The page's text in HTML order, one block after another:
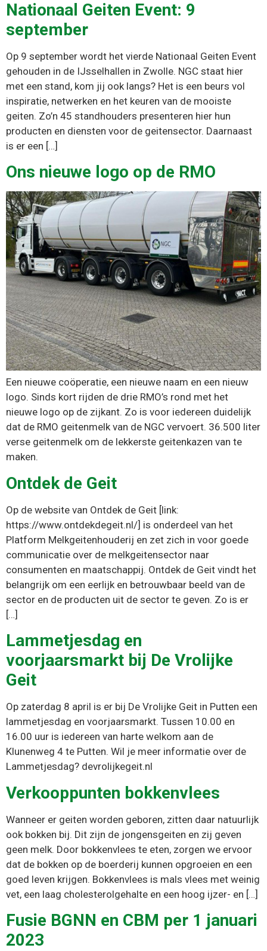
Nationaal Geiten Event: 9
september
Op 9 september wordt het vierde Nationaal Geiten Event
gehouden in de IJsselhallen in Zwolle. NGC staat hier
met een stand, kom jij ook langs? Het is een beurs vol
inspiratie, netwerken en het keuren van de mooiste
geiten. Zo’n 45 standhouders presenteren hier hun
producten en diensten voor de geitensector. Daarnaast
is er een […]
Ons nieuwe logo op de RMO
Een nieuwe coöperatie, een nieuwe naam en een nieuw
logo. Sinds kort rijden de drie RMO’s rond met het
nieuwe logo op de zijkant. Zo is voor iedereen duidelijk
dat de RMO geitenmelk van de NGC vervoert. 36.500 liter
verse geitenmelk om de lekkerste geitenkazen van te
maken.
Ontdek de Geit
Op de website van Ontdek de Geit [link:
https://www.ontdekdegeit.nl/] is onderdeel van het
Platform Melkgeitenhouderij en zet zich in voor goede
communicatie over de melkgeitensector naar
consumenten en maatschappij. Ontdek de Geit vindt het
belangrijk om een eerlijk en betrouwbaar beeld van de
sector en de producten uit de sector te geven. Zo is er
[…]
Lammetjesdag en
voorjaarsmarkt bij De Vrolijke
Geit
Op zaterdag 8 april is er bij De Vrolijke Geit in Putten een
lammetjesdag en voorjaarsmarkt. Tussen 10.00 en
16.00 uur is iedereen van harte welkom aan de
Klunenweg 4 te Putten. Wil je meer informatie over de
Lammetjesdag? devrolijkegeit.nl
Verkooppunten bokkenvlees
Wanneer er geiten worden geboren, zitten daar natuurlijk
ook bokken bij. Dit zijn de jongensgeiten en zij geven
geen melk. Door bokkenvlees te eten, zorgen we ervoor
dat de bokken op de boerderij kunnen opgroeien en een
goed leven krijgen. Bokkenvlees is mals vlees met weinig
vet, een laag cholesterolgehalte en een hoog ijzer- en […]
Fusie BGNN en CBM per 1 januari
2023